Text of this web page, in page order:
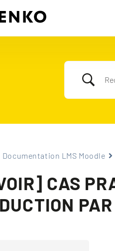
Documentation LMS Moodle
CAS